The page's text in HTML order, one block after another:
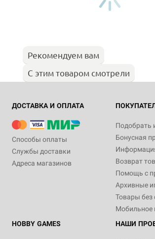
Рекомендуем вам
С этим товаром смотрели
ДОСТАВКА И ОПЛАТА
Способы оплаты
Службы доставки
Адреса магазинов
Подобрать
Бонусная
Возврат
Помощь с
Архивные
Товары без
Мобильное
HOBBY GAMES
НАШИ